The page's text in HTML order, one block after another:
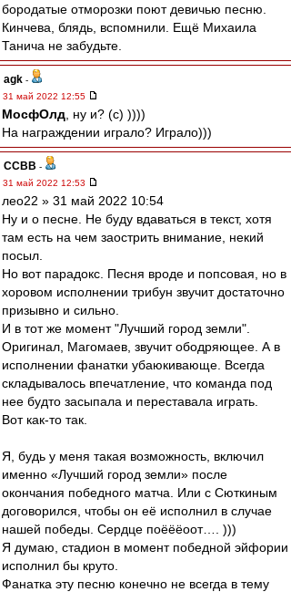
бородатые отморозки поют девичью песню.
Кинчева, блядь, вспомнили. Ещё Михаила
Танича не забудьте.
agk -
31 май 2022 12:55
МосфОлд , ну и? (с) ))))
На награждении играло? Играло)))
ССВВ -
31 май 2022 12:53
лео22 » 31 май 2022 10:54
Ну и о песне. Не буду вдаваться в текст, хотя
там есть на чем заострить внимание, некий
посыл.
Но вот парадокс. Песня вроде и попсовая, но в
хоровом исполнении трибун звучит достаточно
призывно и сильно.
И в тот же момент "Лучший город земли".
Оригинал, Магомаев, звучит ободряющее. А в
исполнении фанатки убаюкивающе. Всегда
складывалось впечатление, что команда под
нее будто засыпала и переставала играть.
Вот как-то так.
Я, будь у меня такая возможность, включил
именно «Лучший город земли» после
окончания победного матча. Или с Сюткиным
договорился, чтобы он её исполнил в случае
нашей победы. Сердце поёёёоот…. )))
Я думаю, стадион в момент победной эйфории
исполнил бы круто.
Фанатка эту песню конечно не всегда в тему